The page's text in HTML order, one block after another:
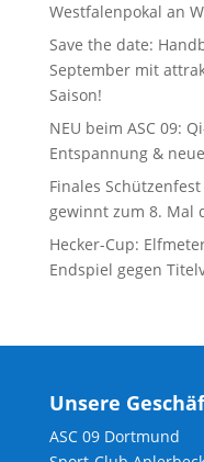
Westfalenpokal an
Save the date:
September mit
Saison!
NEU beim ASC 09:
Entspannung &
Finales
gewinnt zum 8. Mal
Hecker-Cup:
Endspiel gegen
Unsere
ASC 09 Dortmund